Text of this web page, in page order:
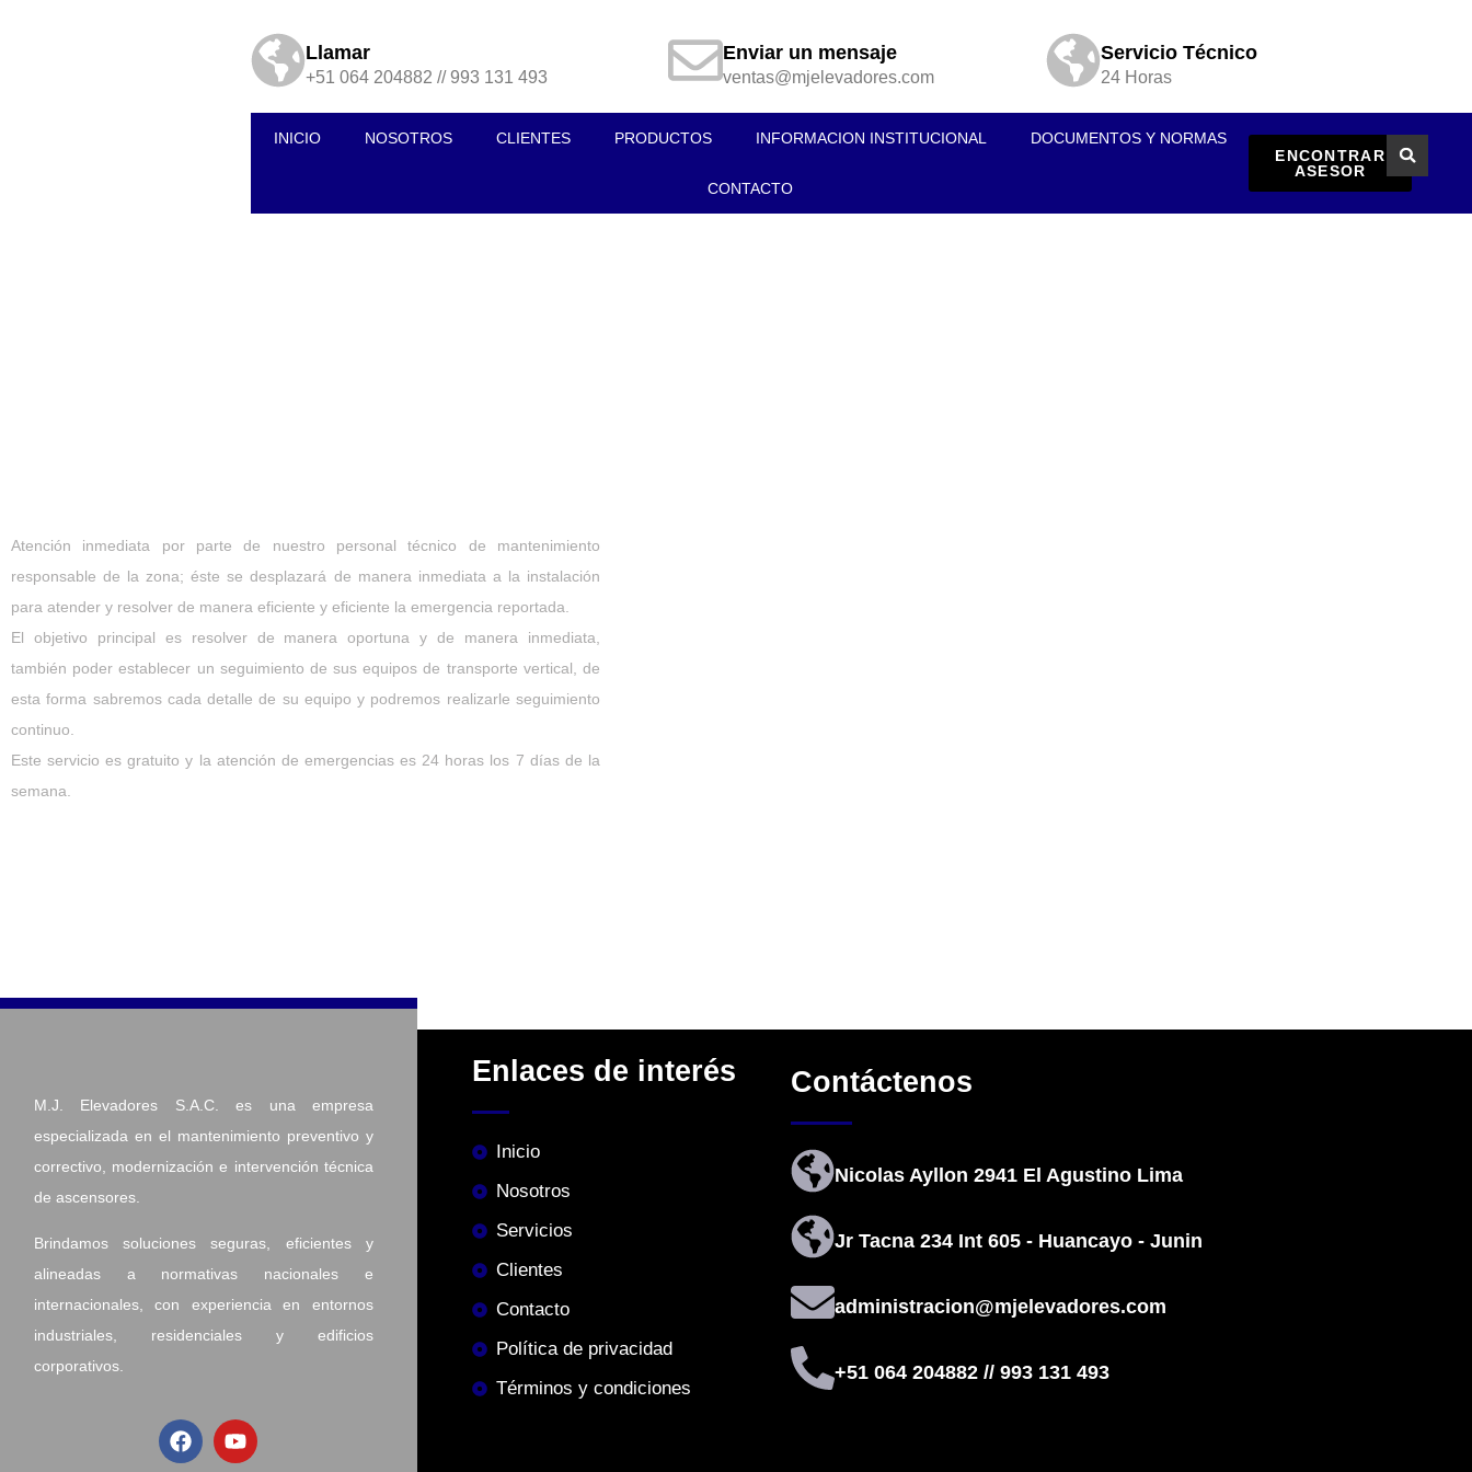
Llamar
+51 064 204882 // 993 131 493
Enviar un mensaje
ventas@mjelevadores.com
Servicio Técnico
24 Horas
INICIO NOSOTROS CLIENTES PRODUCTOS INFORMACION INSTITUCIONAL DOCUMENTOS Y NORMAS
CONTACTO
ENCONTRAR
ASESOR
Atención inmediata por parte de nuestro personal técnico de mantenimiento
responsable de la zona; éste se desplazará de manera inmediata a la instalación
para atender y resolver de manera eficiente y eficiente la emergencia reportada.
El objetivo principal es resolver de manera oportuna y de manera inmediata,
también poder establecer un seguimiento de sus equipos de transporte vertical, de
esta forma sabremos cada detalle de su equipo y podremos realizarle seguimiento
continuo.
Este servicio es gratuito y la atención de emergencias es 24 horas los 7 días de la
semana.
M.J. Elevadores S.A.C.
es una empresa
especializada en el mantenimiento preventivo y
correctivo, modernización e intervención técnica
de ascensores.
Brindamos soluciones seguras, eficientes y
alineadas a normativas nacionales e
internacionales, con experiencia en entornos
industriales, residenciales y edificios
corporativos.
Enlaces de interés
Inicio
Nosotros
Servicios
Clientes
Contacto
Política de privacidad
Términos y condiciones
Contáctenos
Nicolas Ayllon 2941 El Agustino Lima
Jr Tacna 234 Int 605 - Huancayo - Junin
administracion@mjelevadores.com
+51 064 204882 // 993 131 493